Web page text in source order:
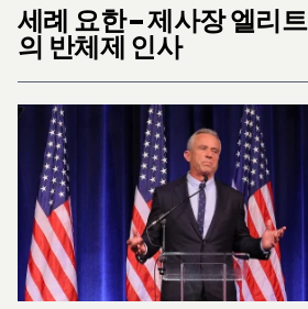
세례 요한 – 제사장 엘리트
의 반체제 인사